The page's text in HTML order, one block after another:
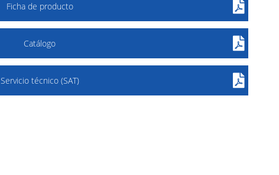
Ficha de producto
Catálogo
Servicio técnico (SAT)